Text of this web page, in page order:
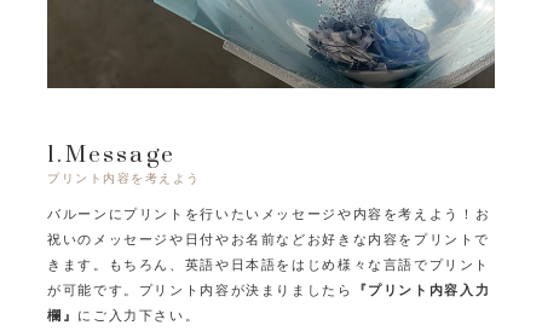
1.Message
プリント内容を考えよう
バルーンにプリントを行いたいメッセージや内容を考えよう！
お
祝いのメッセージや日付やお名前などお好きな内容をプリントで
きます。
もちろん、英語や日本語をはじめ様々な言語でプリント
が可能です。 プリント内容が決まりましたら
『プリント内容入力
欄』 にご入力下さい。